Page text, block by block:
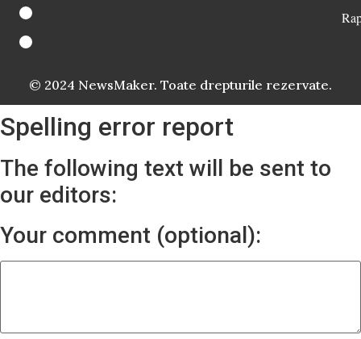
© 2024 NewsMaker. Toate drepturile rezervate.
Spelling error report
The following text will be sent to
our editors:
Your comment (optional):